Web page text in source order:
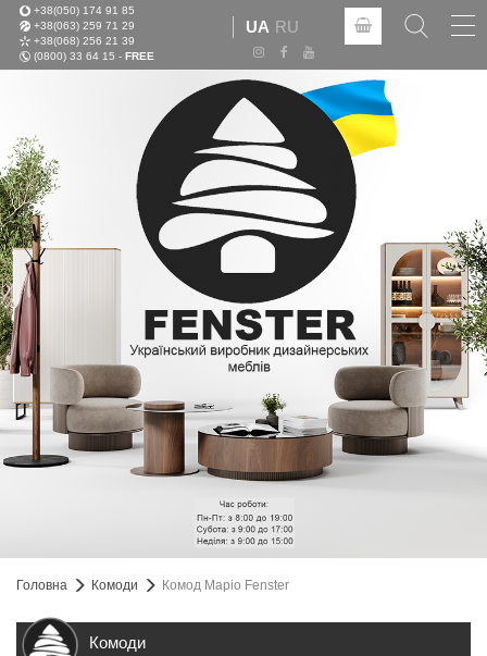
+38(050) 174 91 85
+38(063) 259 71 29
+38(068) 256 21 39
(0800) 33 64 15 - FREE
UA RU
Головна Комоди Комод Маріо Fenster
Комоди